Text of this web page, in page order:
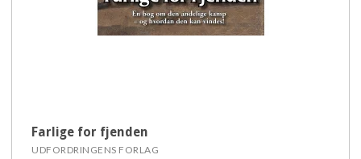
Farlige for fjenden
UDFORDRINGENS FORLAG